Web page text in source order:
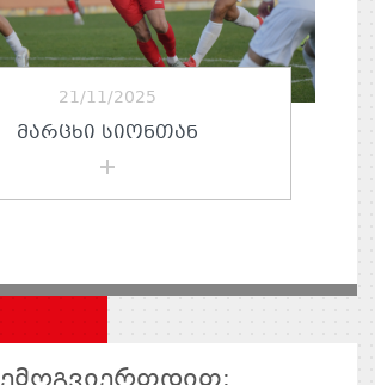
21/11/2025
ᲛᲐᲠᲪᲮᲘ ᲡᲘᲝᲜᲗᲐᲜ